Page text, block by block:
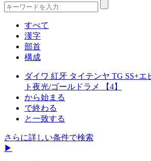
すべて
漢字
部首
構成
ダイワ 紅牙 タイテンヤ TG SS+エ
ト夜光/ゴールドラメ 【4】
から始まる
で終わる
と一致する
さらに詳しい条件で検索
▶